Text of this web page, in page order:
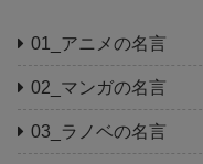
01_アニメの名言
02_マンガの名言
03_ラノベの名言